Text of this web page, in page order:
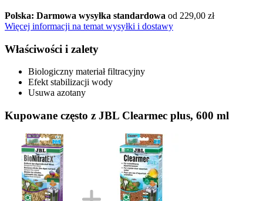
Polska: Darmowa wysyłka standardowa od 229,00 zł
Więcej informacji na temat wysyłki i dostawy
Właściwości i zalety
Biologiczny materiał filtracyjny
Efekt stabilizacji wody
Usuwa azotany
Kupowane często z JBL Clearmec plus, 600 ml